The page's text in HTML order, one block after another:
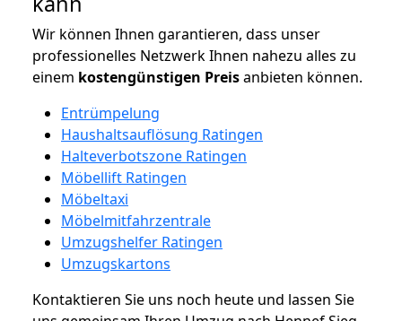
Wir können Ihnen garantieren, dass unser
professionelles Netzwerk Ihnen nahezu alles zu
einem kostengünstigen Preisanbieten können.
Entrümpelung
Haushaltsauflösung Ratingen
Halteverbotszone Ratingen
Möbellift Ratingen
Möbeltaxi
Möbelmitfahrzentrale
Umzugshelfer Ratingen
Umzugskartons
Kontaktieren Sie uns noch heute und lassen Sie